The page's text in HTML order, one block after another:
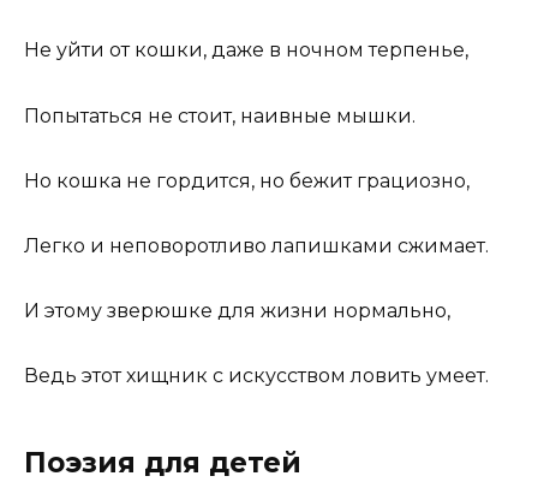
Не уйти от кошки, даже в ночном терпенье,
Попытаться не стоит, наивные мышки.
Но кошка не гордится, но бежит грациозно,
Легко и неповоротливо лапишками сжимает.
И этому зверюшке для жизни нормально,
Ведь этот хищник с искусством ловить умеет.
Поэзия для детей